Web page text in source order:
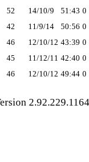
52 14/10/9 51:43 0
42 11/9/14 50:56 0
46 12/10/12 43:39 0
45 11/12/11 42:40 0
46 12/10/12 49:44 0